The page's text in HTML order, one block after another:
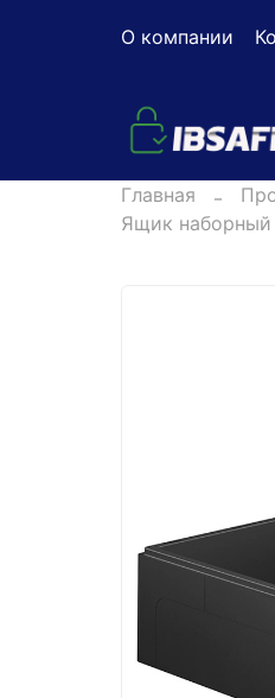
О компании
Главная
Ящик